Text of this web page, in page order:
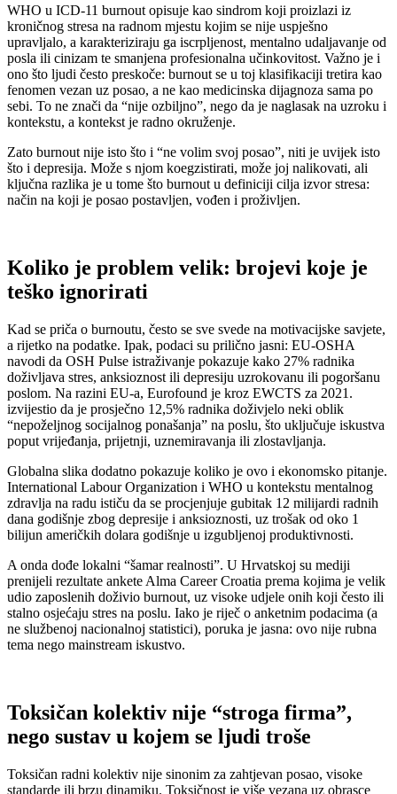
WHO u ICD-11 burnout opisuje kao sindrom koji proizlazi iz
kroničnog stresa na radnom mjestu kojim se nije uspješno
upravljalo, a karakteriziraju ga iscrpljenost, mentalno udaljavanje od
posla ili cinizam te smanjena profesionalna učinkovitost. Važno je i
ono što ljudi često preskoče: burnout se u toj klasifikaciji tretira kao
fenomen vezan uz posao, a ne kao medicinska dijagnoza sama po
sebi. To ne znači da “nije ozbiljno”, nego da je naglasak na uzroku i
kontekstu, a kontekst je radno okruženje.
Zato burnout nije isto što i “ne volim svoj posao”, niti je uvijek isto
što i depresija. Može s njom koegzistirati, može joj nalikovati, ali
ključna razlika je u tome što burnout u definiciji cilja izvor stresa:
način na koji je posao postavljen, vođen i proživljen.
Koliko je problem velik: brojevi koje je
teško ignorirati
Kad se priča o burnoutu, često se sve svede na motivacijske savjete,
a rijetko na podatke. Ipak, podaci su prilično jasni: EU-OSHA
navodi da OSH Pulse istraživanje pokazuje kako 27% radnika
doživljava stres, anksioznost ili depresiju uzrokovanu ili pogoršanu
poslom. Na razini EU-a, Eurofound je kroz EWCTS za 2021.
izvijestio da je prosječno 12,5% radnika doživjelo neki oblik
“nepoželjnog socijalnog ponašanja” na poslu, što uključuje iskustva
poput vrijeđanja, prijetnji, uznemiravanja ili zlostavljanja.
Globalna slika dodatno pokazuje koliko je ovo i ekonomsko pitanje.
International Labour Organization i WHO u kontekstu mentalnog
zdravlja na radu ističu da se procjenjuje gubitak 12 milijardi radnih
dana godišnje zbog depresije i anksioznosti, uz trošak od oko 1
bilijun američkih dolara godišnje u izgubljenoj produktivnosti.
A onda dođe lokalni “šamar realnosti”. U Hrvatskoj su mediji
prenijeli rezultate ankete Alma Career Croatia prema kojima je velik
udio zaposlenih doživio burnout, uz visoke udjele onih koji često ili
stalno osjećaju stres na poslu. Iako je riječ o anketnim podacima (a
ne službenoj nacionalnoj statistici), poruka je jasna: ovo nije rubna
tema nego mainstream iskustvo.
Toksičan kolektiv nije “stroga firma”,
nego sustav u kojem se ljudi troše
Toksičan radni kolektiv nije sinonim za zahtjevan posao, visoke
standarde ili brzu dinamiku. Toksičnost je više vezana uz obrasce